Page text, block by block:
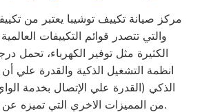
والتي تتصدر قوائم التكييفات
الكثيرة مثل توفير الكهرباء، تحمل
انظمة التشغيل الذكية والقدرة علي
الذكي (القدرة علي الإتصال بخدمة
من المميزات الاخري التي تميزه عن غيرة من التكييفات.